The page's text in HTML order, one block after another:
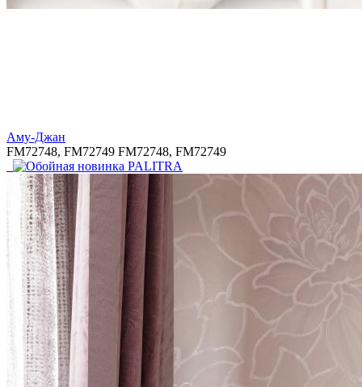
Аму-Джан
FM72748, FM72749 FM72748, FM72749